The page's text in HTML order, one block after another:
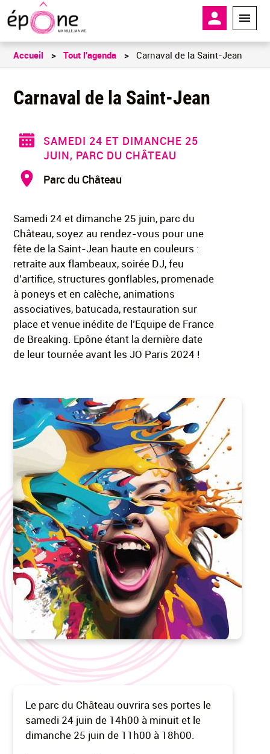
principal
En-tête -
Accueil Tout l'agenda Carnaval de la Saint-Jean
Carnaval de la Saint-Jean
SAMEDI 24 ET DIMANCHE 25
JUIN, PARC DU CHÂTEAU
Parc du Château
Samedi 24 et dimanche 25 juin, parc du
Château, soyez au rendez-vous pour une
fête de la Saint-Jean haute en couleurs :
retraite aux flambeaux, soirée DJ, feu
d’artifice, structures gonflables, promenade
à poneys et en calèche, animations
associatives, batucada, restauration sur
place et venue inédite de l’Equipe de France
de Breaking. Epône étant la dernière date
de leur tournée avant les JO Paris 2024 !
Le parc du Château ouvrira ses portes le
samedi 24 juin de 14h00 à minuit et le
dimanche 25 juin de 11h00 à 18h00.